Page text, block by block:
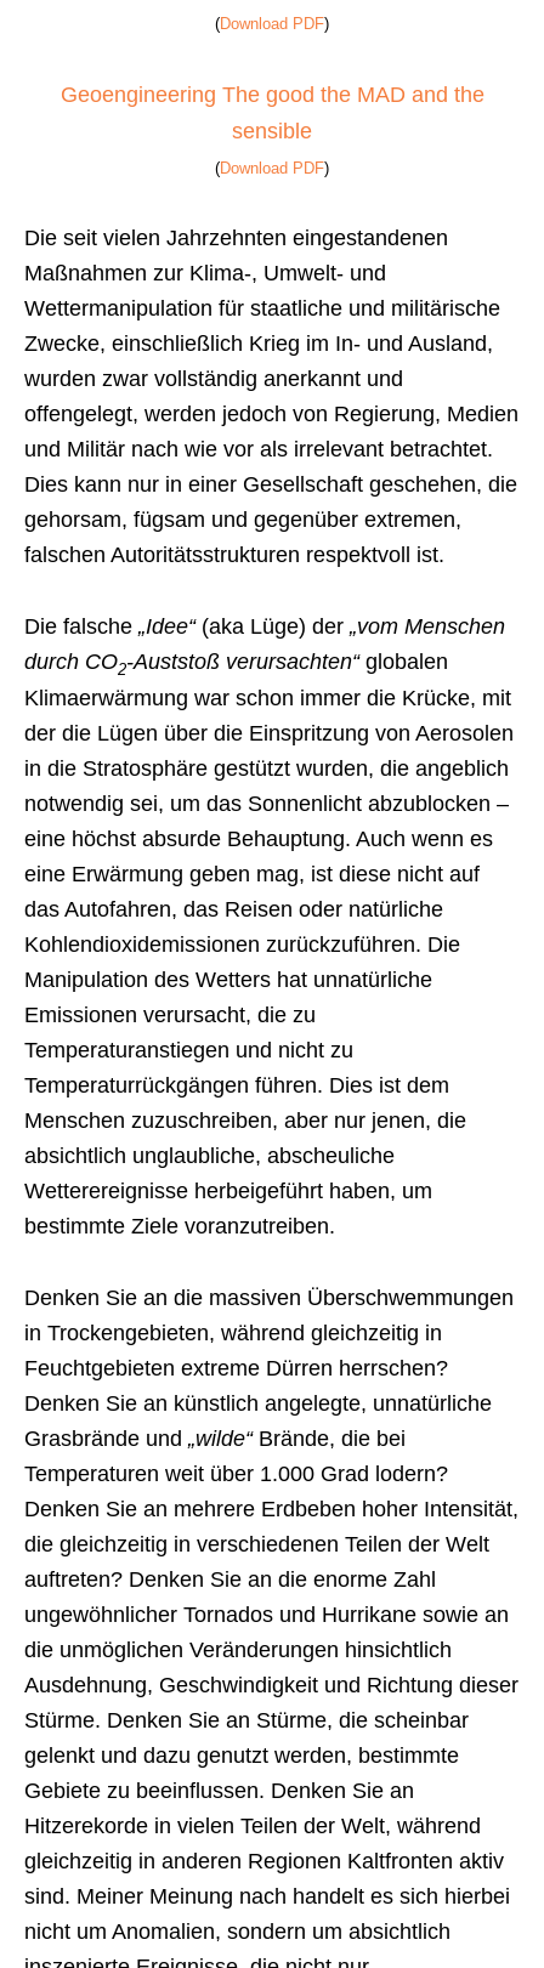
(Download PDF)
Geoengineering The good the MAD and the
sensible
(Download PDF)
Die seit vielen Jahrzehnten eingestandenen
Maßnahmen zur Klima-, Umwelt- und
Wettermanipulation für staatliche und militärische
Zwecke, einschließlich Krieg im In- und Ausland,
wurden zwar vollständig anerkannt und
offengelegt, werden jedoch von Regierung, Medien
und Militär nach wie vor als irrelevant betrachtet.
Dies kann nur in einer Gesellschaft geschehen, die
gehorsam, fügsam und gegenüber extremen,
falschen Autoritätsstrukturen respektvoll ist.
Die falsche „Idee“(aka Lüge) der „vom Menschen
durch CO2-Auststoß verursachten“globalen
Klimaerwärmung war schon immer die Krücke, mit
der die Lügen über die Einspritzung von Aerosolen
in die Stratosphäre gestützt wurden, die angeblich
notwendig sei, um das Sonnenlicht abzublocken –
eine höchst absurde Behauptung. Auch wenn es
eine Erwärmung geben mag, ist diese nicht auf
das Autofahren, das Reisen oder natürliche
Kohlendioxidemissionen zurückzuführen. Die
Manipulation des Wetters hat unnatürliche
Emissionen verursacht, die zu
Temperaturanstiegen und nicht zu
Temperaturrückgängen führen. Dies ist dem
Menschen zuzuschreiben, aber nur jenen, die
absichtlich unglaubliche, abscheuliche
Wetterereignisse herbeigeführt haben, um
bestimmte Ziele voranzutreiben.
Denken Sie an die massiven Überschwemmungen
in Trockengebieten, während gleichzeitig in
Feuchtgebieten extreme Dürren herrschen?
Denken Sie an künstlich angelegte, unnatürliche
Grasbrände und „wilde“Brände, die bei
Temperaturen weit über 1.000 Grad lodern?
Denken Sie an mehrere Erdbeben hoher Intensität,
die gleichzeitig in verschiedenen Teilen der Welt
auftreten? Denken Sie an die enorme Zahl
ungewöhnlicher Tornados und Hurrikane sowie an
die unmöglichen Veränderungen hinsichtlich
Ausdehnung, Geschwindigkeit und Richtung dieser
Stürme. Denken Sie an Stürme, die scheinbar
gelenkt und dazu genutzt werden, bestimmte
Gebiete zu beeinflussen. Denken Sie an
Hitzerekorde in vielen Teilen der Welt, während
gleichzeitig in anderen Regionen Kaltfronten aktiv
sind. Meiner Meinung nach handelt es sich hierbei
nicht um Anomalien, sondern um absichtlich